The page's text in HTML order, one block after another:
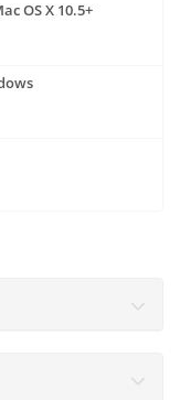
OS X 10.5+